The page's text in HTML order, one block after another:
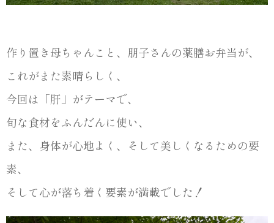
作り置き母ちゃんこと、朋子さんの薬膳お弁当が、
これがまた素晴らしく、
今回は「肝」がテーマで、
旬な食材をふんだんに使い、
また、身体が心地よく、そして美しくなるための要
素、
そして心が落ち着く要素が満載でした！